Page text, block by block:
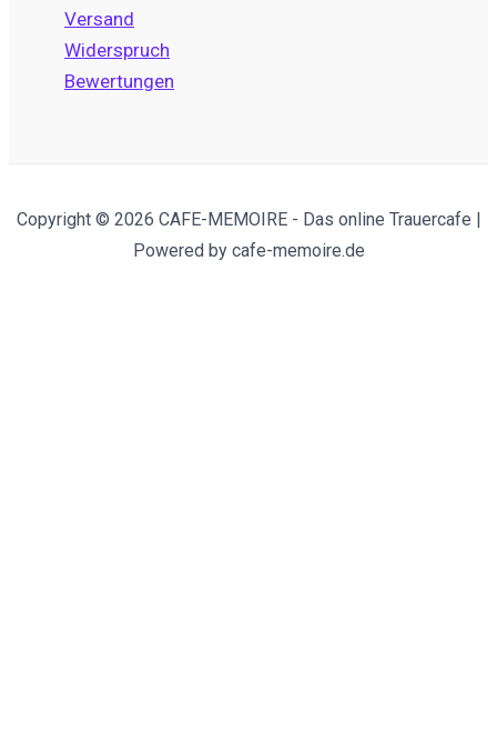
Versand
Widerspruch
Bewertungen
Copyright © 2026 CAFE-MEMOIRE - Das online Trauercafe |
Powered by cafe-memoire.de